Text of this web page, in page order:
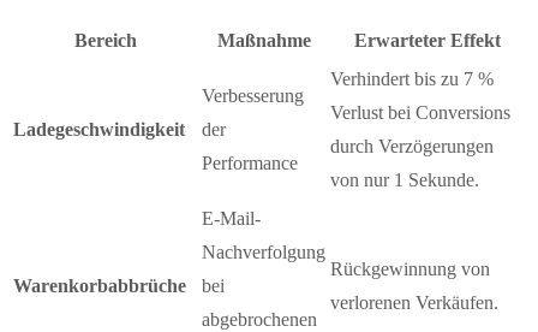
Bereich Maßnahme Erwarteter Effekt
Ladegeschwindigkeit
Verbesserung
der
Performance
Verhindert bis zu 7 %
Verlust bei Conversions
durch Verzögerungen
von nur 1 Sekunde.
Warenkorbabbrüche
E-Mail-
Nachverfolgung
bei
abgebrochenen
Rückgewinnung von
verlorenen Verkäufen.